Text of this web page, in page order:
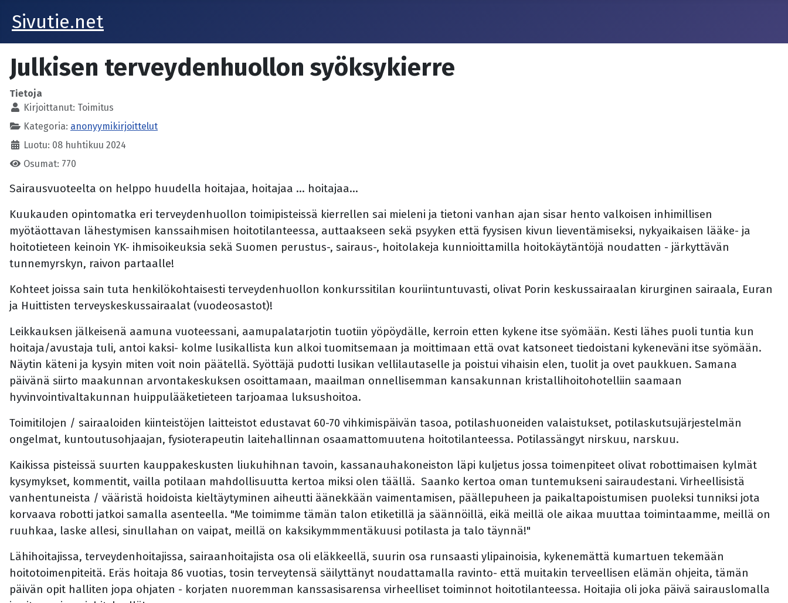
Sivutie.net
Julkisen terveydenhuollon syöksykierre
Tietoja
Kirjoittanut: Toimitus
Kategoria: anonyymikirjoittelut
Luotu: 08 huhtikuu 2024
Osumat: 770
Sairausvuoteelta on helppo huudella hoitajaa, hoitajaa ... hoitajaa...
Kuukauden opintomatka eri terveydenhuollon toimipisteissä kierrellen sai mieleni ja tietoni vanhan ajan sisar hento valkoisen inhimillisen
myötäottavan lähestymisen kanssaihmisen hoitotilanteessa, auttaakseen sekä psyyken että fyysisen kivun lieventämiseksi, nykyaikaisen lääke- ja
hoitotieteen keinoin YK- ihmisoikeuksia sekä Suomen perustus-, sairaus-, hoitolakeja kunnioittamilla hoitokäytäntöjä noudatten - järkyttävän
tunnemyrskyn, raivon partaalle!
Kohteet joissa sain tuta henkilökohtaisesti terveydenhuollon konkurssitilan kouriintuntuvasti, olivat Porin keskussairaalan kirurginen sairaala, Euran
ja Huittisten terveyskeskussairaalat (vuodeosastot)!
Leikkauksen jälkeisenä aamuna vuoteessani, aamupalatarjotin tuotiin yöpöydälle, kerroin etten kykene itse syömään. Kesti lähes puoli tuntia kun
hoitaja/avustaja tuli, antoi kaksi- kolme lusikallista kun alkoi tuomitsemaan ja moittimaan että ovat katsoneet tiedoistani kykeneväni itse syömään.
Näytin käteni ja kysyin miten voit noin päätellä. Syöttäjä pudotti lusikan vellilautaselle ja poistui vihaisin elen, tuolit ja ovet paukkuen. Samana
päivänä siirto maakunnan arvontakeskuksen osoittamaan, maailman onnellisemman kansakunnan kristallihoitohotelliin saamaan
hyvinvointivaltakunnan huippulääketieteen tarjoamaa luksushoitoa.
Toimitilojen / sairaaloiden kiinteistöjen laitteistot edustavat 60-70 vihkimispäivän tasoa, potilashuoneiden valaistukset, potilaskutsujärjestelmän
ongelmat, kuntoutusohjaajan, fysioterapeutin laitehallinnan osaamattomuutena hoitotilanteessa. Potilassängyt nirskuu, narskuu.
Kaikissa pisteissä suurten kauppakeskusten liukuhihnan tavoin, kassanauhakoneiston läpi kuljetus jossa toimenpiteet olivat robottimaisen kylmät
kysymykset, kommentit, vailla potilaan mahdollisuutta kertoa miksi olen täällä. Saanko kertoa oman tuntemukseni sairaudestani. Virheellisistä
vanhentuneista / vääristä hoidoista kieltäytyminen aiheutti äänekkään vaimentamisen, päällepuheen ja paikaltapoistumisen puoleksi tunniksi jota
korvaava robotti jatkoi samalla asenteella. "Me toimimme tämän talon etiketillä ja säännöillä, eikä meillä ole aikaa muuttaa toimintaamme, meillä on
ruuhkaa, laske allesi, sinullahan on vaipat, meillä on kaksikymmmentäkuusi potilasta ja talo täynnä!"
Lähihoitajissa, terveydenhoitajissa, sairaanhoitajista osa oli eläkkeellä, suurin osa runsaasti ylipainoisia, kykenemättä kumartuen tekemään
hoitotoimenpiteitä. Eräs hoitaja 86 vuotias, tosin terveytensä säilyttänyt noudattamalla ravinto- että muitakin terveellisen elämän ohjeita, tämän
päivän opit halliten jopa ohjaten - korjaten nuoremman kanssasisarensa virheelliset toiminnot hoitotilanteessa. Hoitajia oli joka päivä sairauslomalla